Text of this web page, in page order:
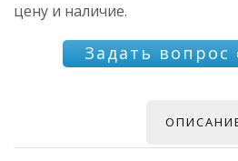
цену и наличие.
Задать вопрос